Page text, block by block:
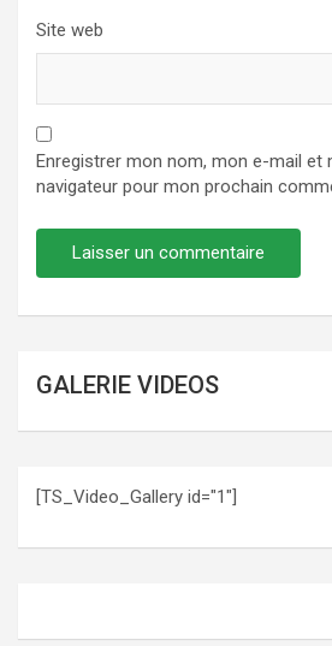
Site web
Enregistrer mon nom, mon e-mail et
navigateur pour mon prochain
GALERIE VIDEOS
[TS_Video_Gallery id="1"]